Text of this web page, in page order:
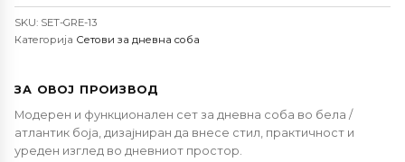
дневна
соба
Грејс
SKU: SET-GRE-13
Категорија Сетови за дневна соба
ЗА ОВОЈ ПРОИЗВОД
Модерен и функционален сет за дневна соба во бела /
атлантик боја, дизајниран да внесе стил, практичност и
уреден изглед во дневниот простор.